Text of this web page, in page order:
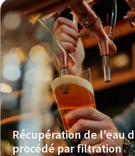
Récupération de l’eau
procédé par filtration